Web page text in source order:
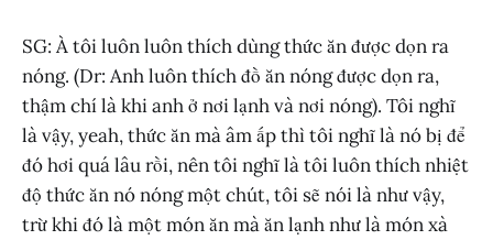
SG: À tôi luôn luôn thích dùng thức ăn được dọn ra
nóng. (Dr: Anh luôn thích đồ ăn nóng được dọn ra,
thậm chí là khi anh ở nơi lạnh và nơi nóng). Tôi nghĩ
là vậy, yeah, thức ăn mà âm ấp thì tôi nghĩ là nó bị để
đó hơi quá lâu rồi, nên tôi nghĩ là tôi luôn thích nhiệt
độ thức ăn nó nóng một chút, tôi sẽ nói là như vậy,
trừ khi đó là một món ăn mà ăn lạnh như là món xà